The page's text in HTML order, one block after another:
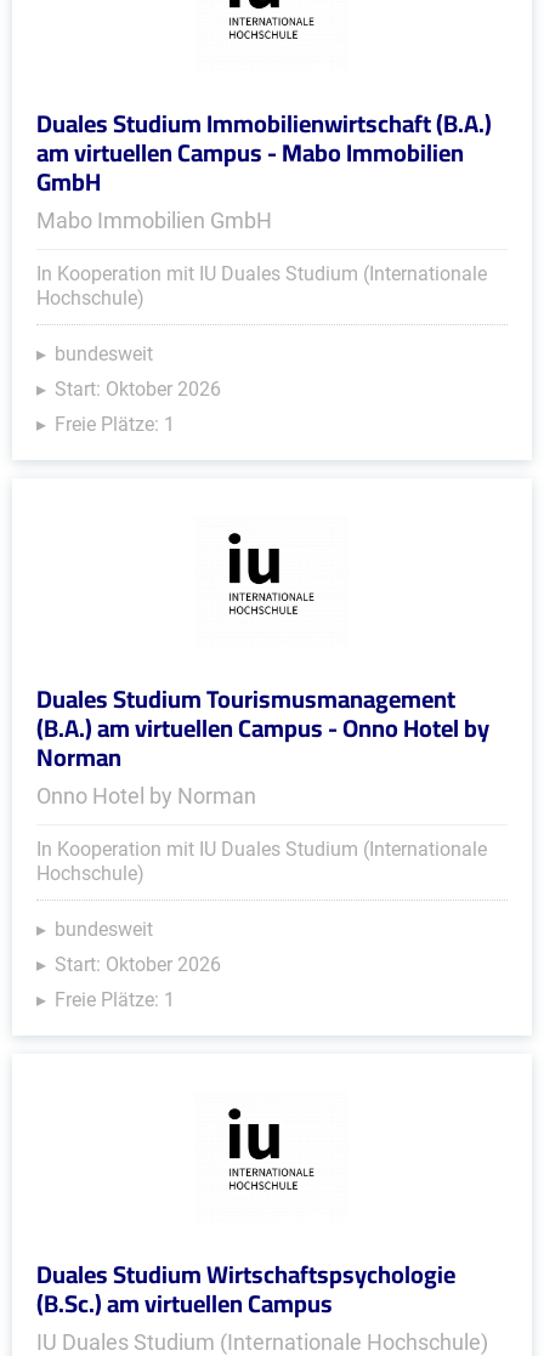
Duales Studium Immobilienwirtschaft (B.A.)
am virtuellen Campus - Mabo Immobilien
GmbH
Mabo Immobilien GmbH
In Kooperation mit IU Duales Studium (Internationale
Hochschule)
bundesweit
Start: Oktober 2026
Freie Plätze: 1
Duales Studium Tourismusmanagement
(B.A.) am virtuellen Campus - Onno Hotel by
Norman
Onno Hotel by Norman
In Kooperation mit IU Duales Studium (Internationale
Hochschule)
bundesweit
Start: Oktober 2026
Freie Plätze: 1
Duales Studium Wirtschaftspsychologie
(B.Sc.) am virtuellen Campus
IU Duales Studium (Internationale Hochschule)